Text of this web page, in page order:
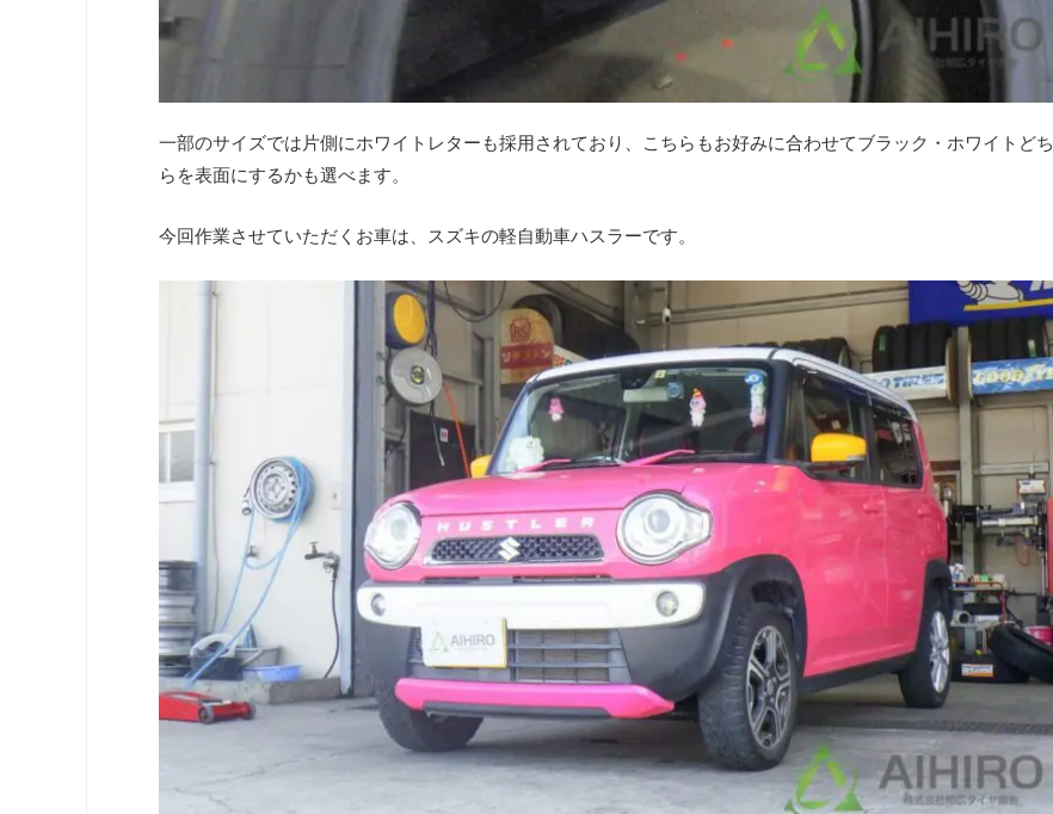
一部のサイズでは片側にホワイトレターも採用されており、こちらもお好みに合わせてブラック・ホワイトどち
らを表面にするかも選べます。
今回作業させていただくお車は、スズキの軽自動車ハスラーです。